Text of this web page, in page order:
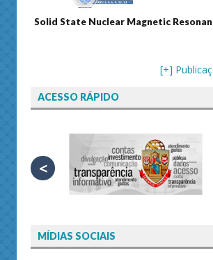
Solid State Nuclear Magnetic
[+]
ACESSO RÁPIDO
<
MÍDIAS SOCIAIS